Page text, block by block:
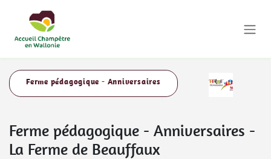
Ferme pédagogique - Anniversaires
Ferme pédagogique - Anniversaires -
La Ferme de Beauffaux